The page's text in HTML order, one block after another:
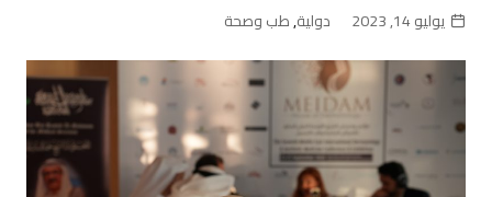
يوليو 14, 2023 دولية,طب وصحة